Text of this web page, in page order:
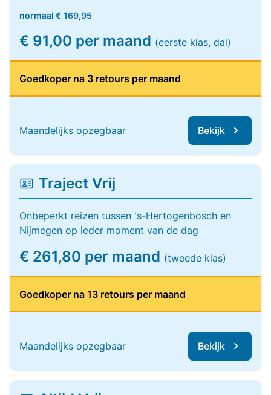
normaal € 169,95
€ 91,00 per maand (eerste klas, dal)
Goedkoper na 3 retours per maand
Maandelijks opzegbaar Bekijk
Traject Vrij
Onbeperkt reizen tussen 's-Hertogenbosch en
Nijmegen op ieder moment van de dag
€ 261,80 per maand (tweede klas)
Goedkoper na 13 retours per maand
Maandelijks opzegbaar Bekijk